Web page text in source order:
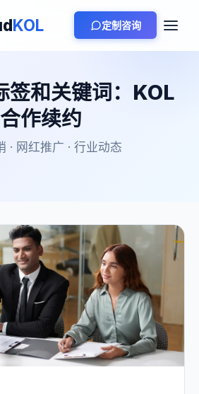
KOL 定制咨询
签和关键词：KOL
合作续约
· 网红推广 · 行业动态